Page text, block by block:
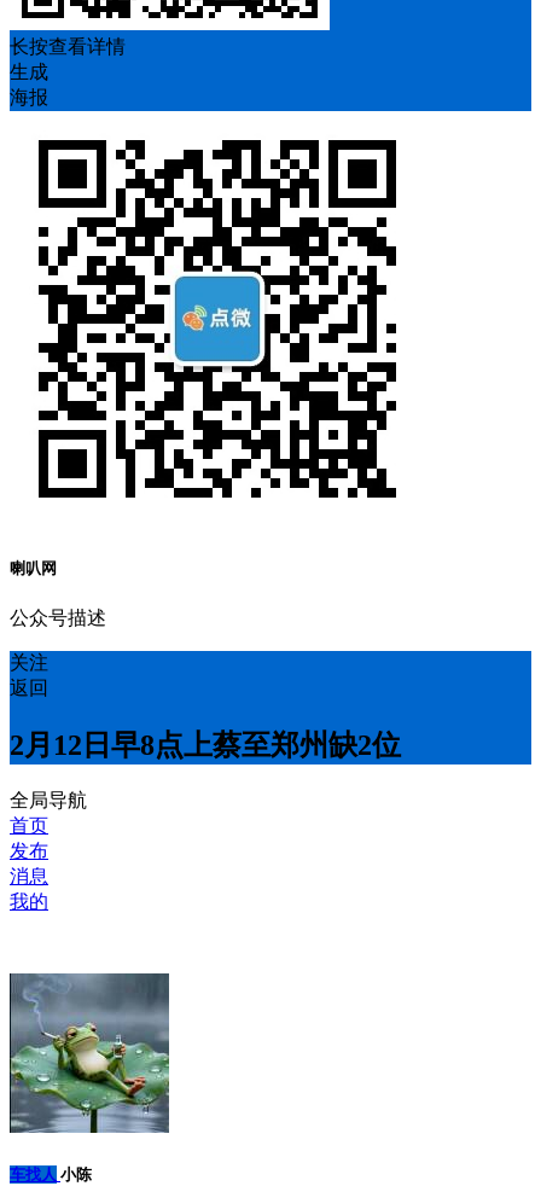
长按查看详情
生成
海报
喇叭网
公众号描述
关注
返回
2月12日早8点上蔡至郑州缺2位
全局导航
首页
发布
消息
我的
车找人 小陈